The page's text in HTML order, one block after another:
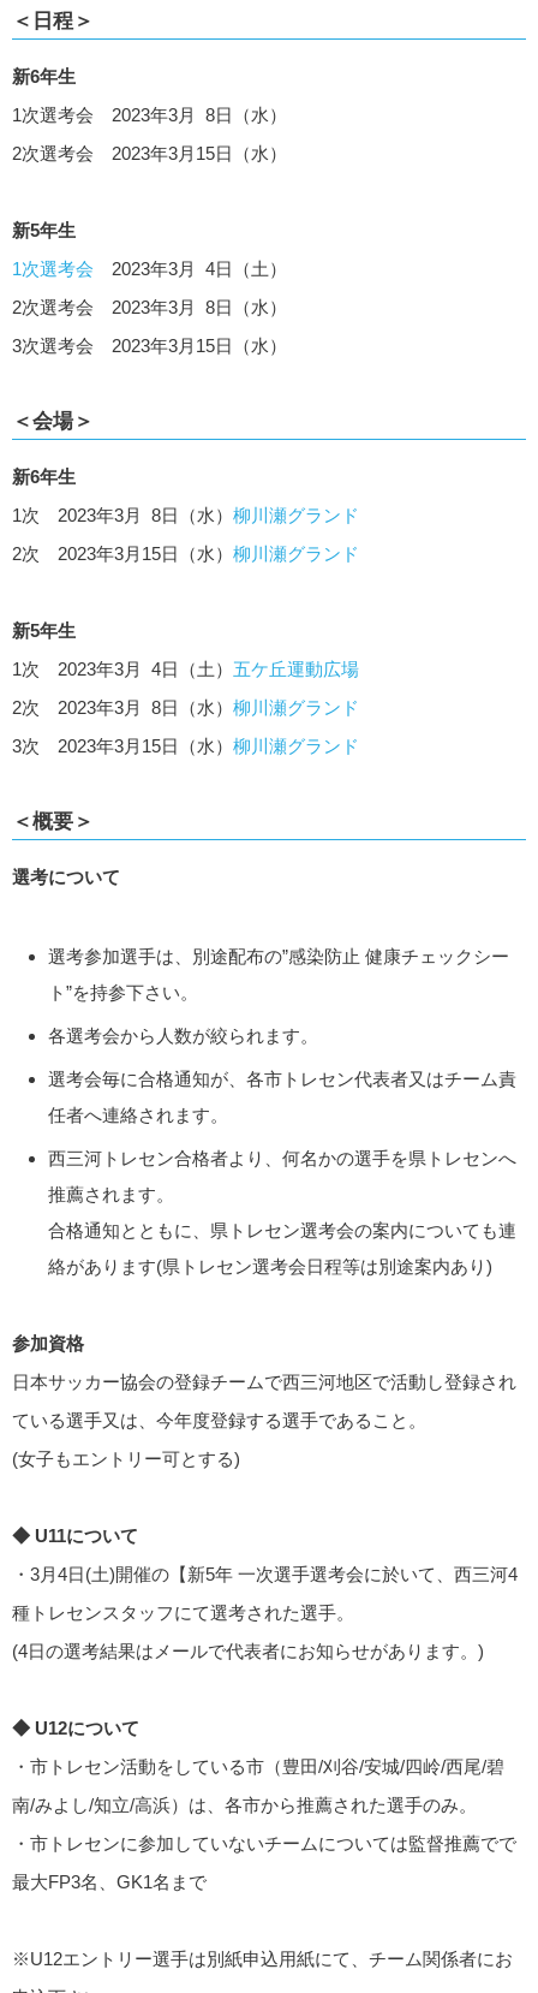
＜日程＞
新6年生
1次選考会 2023年3月 8日（水）
2次選考会 2023年3月15日（水）
新5年生
1次選考会 2023年3月 4日（土）
2次選考会 2023年3月 8日（水）
3次選考会 2023年3月15日（水）
＜会場＞
新6年生
1次 2023年3月 8日（水） 柳川瀬グランド
2次 2023年3月15日（水） 柳川瀬グランド
新5年生
1次 2023年3月 4日（土） 五ケ丘運動広場
2次 2023年3月 8日（水） 柳川瀬グランド
3次 2023年3月15日（水） 柳川瀬グランド
＜概要＞
選考について
選考参加選手は、別途配布の”感染防止 健康チェックシー
ト”を持参下さい。
各選考会から人数が絞られます。
選考会毎に合格通知が、各市トレセン代表者又はチーム責
任者へ連絡されます。
西三河トレセン合格者より、何名かの選手を県トレセンへ
推薦されます。
合格通知とともに、県トレセン選考会の案内についても連
絡があります(県トレセン選考会日程等は別途案内あり)
参加資格
日本サッカー協会の登録チームで西三河地区で活動し登録され
ている選手又は、今年度登録する選手であること。
(女子もエントリー可とする)
◆ U11について
・3月4日(土)開催の【新5年 一次選手選考会に於いて、西三河4
種トレセンスタッフにて選考された選手。
(4日の選考結果はメールで代表者にお知らせがあります。)
◆ U12について
・市トレセン活動をしている市（豊田/刈谷/安城/四岭/西尾/碧
南/みよし/知立/高浜）は、各市から推薦された選手のみ。
・市トレセンに参加していないチームについては監督推薦でで
最大FP3名、GK1名まで
※U12エントリー選手は別紙申込用紙にて、チーム関係者にお